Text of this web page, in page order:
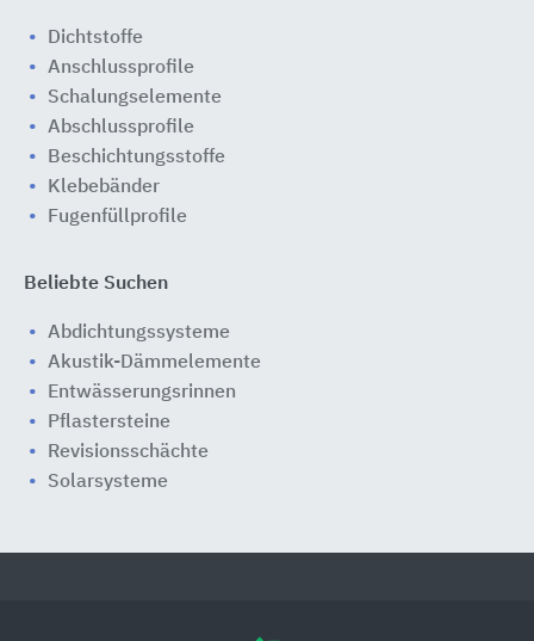
Dichtstoffe
Anschlussprofile
Schalungselemente
Abschlussprofile
Beschichtungsstoffe
Klebebänder
Fugenfüllprofile
Beliebte Suchen
Abdichtungssysteme
Akustik-Dämmelemente
Entwässerungsrinnen
Pflastersteine
Revisionsschächte
Solarsysteme